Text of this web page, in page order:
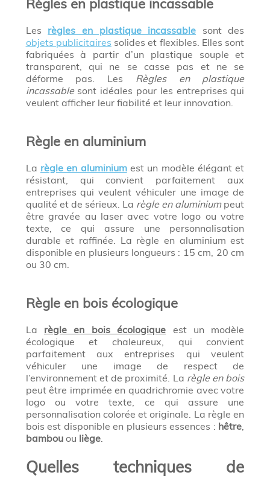
Règles en plastique incassable
Les règles en plastique incassable sont des
objets publicitaires solides et flexibles. Elles sont
fabriquées à partir d’un plastique souple et
transparent, qui ne se casse pas et ne se
déforme pas. Les Règles en plastique
incassablesont idéales pour les entreprises qui
veulent afficher leur fiabilité et leur innovation.
Règle en aluminium
La règle en aluminiumest un modèle élégant et
résistant, qui convient parfaitement aux
entreprises qui veulent véhiculer une image de
qualité et de sérieux. La règle en aluminiumpeut
être gravée au laser avec votre logo ou votre
texte, ce qui assure une personnalisation
durable et raffinée. La règle en aluminium est
disponible en plusieurs longueurs : 15 cm, 20 cm
ou 30 cm.
Règle en bois écologique
La règle en bois écologique est un modèle
écologique et chaleureux, qui convient
parfaitement aux entreprises qui veulent
véhiculer une image de respect de
l’environnement et de proximité. La règle en bois
peut être imprimée en quadrichromie avec votre
logo ou votre texte, ce qui assure une
personnalisation colorée et originale. La règle en
bois est disponible en plusieurs essences : hêtre,
bambouou liège.
Quelles techniques de